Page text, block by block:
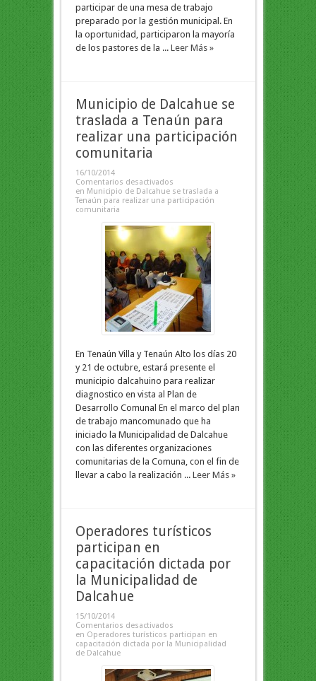
participar de una mesa de trabajo
preparado por la gestión municipal. En
la oportunidad, participaron la mayoría
de los pastores de la ... Leer Más »
Municipio de Dalcahue se
traslada a Tenaún para
realizar una participación
comunitaria
16/10/2014
Comentarios desactivados
en Municipio de Dalcahue se traslada a
Tenaún para realizar una participación
comunitaria
En Tenaún Villa y Tenaún Alto los días 20
y 21 de octubre, estará presente el
municipio dalcahuino para realizar
diagnostico en vista al Plan de
Desarrollo Comunal En el marco del plan
de trabajo mancomunado que ha
iniciado la Municipalidad de Dalcahue
con las diferentes organizaciones
comunitarias de la Comuna, con el fin de
llevar a cabo la realización ... Leer Más »
Operadores turísticos
participan en
capacitación dictada por
la Municipalidad de
Dalcahue
15/10/2014
Comentarios desactivados
en Operadores turísticos participan en
capacitación dictada por la Municipalidad
de Dalcahue